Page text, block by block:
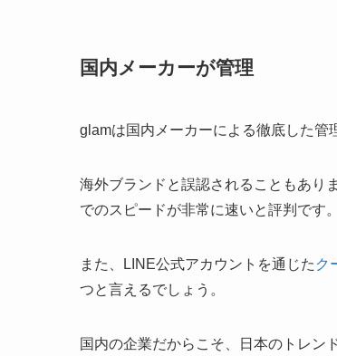
国内メーカーが管理
glamは国内メーカーによる徹底した管
海外ブランドと誤認されることもあり
でのスピードが非常に速いと評判です。
また、LINE公式アカウントを通じた ク
つと言えるでしょう。
国内の企業だからこそ、日本のトレン